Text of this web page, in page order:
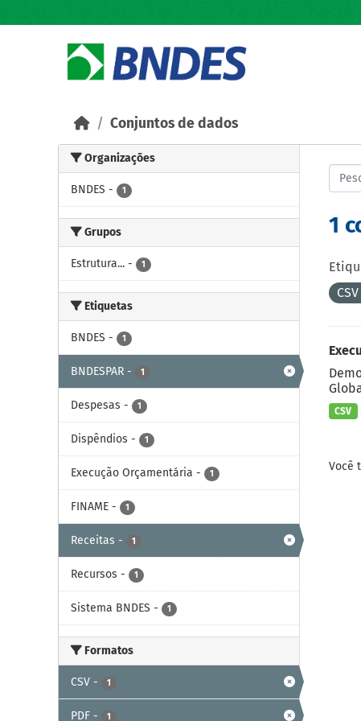
Conjuntos de dados
Organizações
BNDES - 1
Grupos
Estrutura... - 1
Etiquetas
BNDES - 1
BNDESPAR - 1
Despesas - 1
Dispêndios - 1
Execução Orçamentária - 1
FINAME - 1
Receitas - 1
Recursos - 1
Sistema BNDES - 1
Formatos
CSV - 1
PDF - 1
1
CSV
CSV
Você